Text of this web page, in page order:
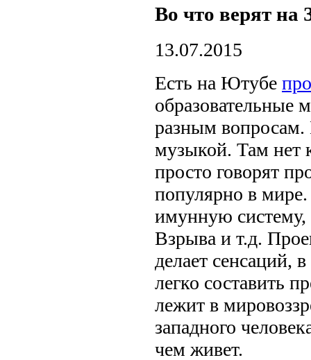
Во что верят на
13.07.2015
Есть на Ютубе
образовательные
разным
музыкой. Там нет
просто говорят
популярно в
имунную
Взрыва и т.д.
делает сенсаций,
легко составить
лежит в
западного
чем живет.